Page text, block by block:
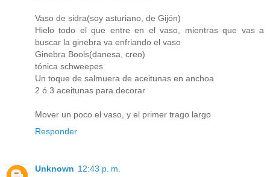
Vaso de sidra(soy asturiano, de Gijón)
Hielo todo el que entre en el vaso, mientras que vas a
buscar la ginebra va enfriando el vaso
Ginebra Bools(danesa, creo)
tónica schweepes
Un toque de salmuera de aceitunas en anchoa
2 ó 3 aceitunas para decorar
Mover un poco el vaso, y el primer trago largo
Responder
Unknown 12:43 p. m.